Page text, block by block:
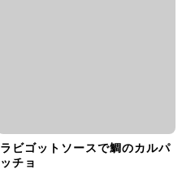
ラビゴットソースで鯛のカルパ
ッチョ